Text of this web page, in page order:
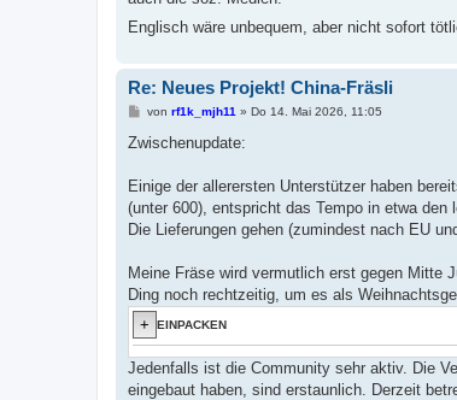
Englisch wäre unbequem, aber nicht sofort
Re: Neues Projekt! China-Fräsli
B
i
a
von rf1k_mjh11 » Do 14. Mai 2026, 11:05
Zwischenupdate:
Einige der allerersten Unterstützer haben
(unter 600), entspricht das Tempo in etwa den
Die Lieferungen gehen (zumindest nach EU
Meine Fräse wird vermutlich erst gegen Mitte
Ding noch rechtzeitig, um es als
EINPACKEN
Jedenfalls ist die Community sehr aktiv. Die
eingebaut haben, sind erstaunlich. Derzeit